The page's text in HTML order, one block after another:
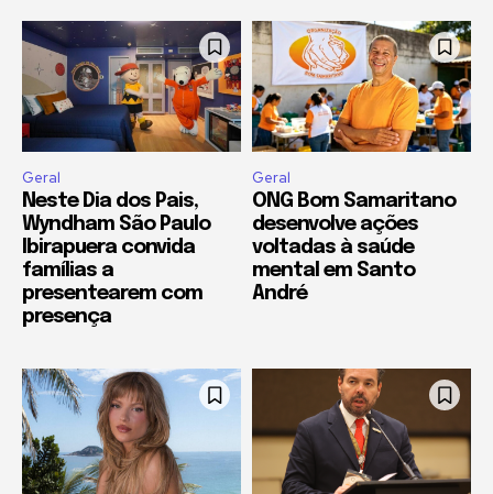
Geral
Neste Dia dos Pais,
Wyndham São Paulo
Ibirapuera convida
famílias a
presentearem com
presença
Geral
ONG Bom Samaritano
desenvolve ações
voltadas à saúde
mental em Santo
André